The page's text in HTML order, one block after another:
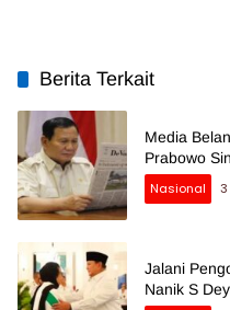
Berita Terkait
Media
Prabowo
Nasional
Jalani
Nanik S